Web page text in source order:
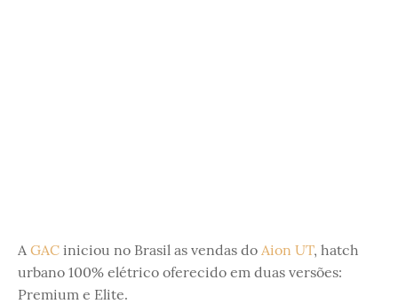
A GAC iniciou no Brasil as vendas do Aion UT, hatch
urbano 100% elétrico oferecido em duas versões:
Premium e Elite.